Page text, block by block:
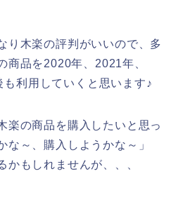
り木楽の評判がいいので、多
商品を2020年、2021年、
利用していくと思います♪
楽の商品を購入したいと思っ
な～、購入しようかな～」
かもしれませんが、、、